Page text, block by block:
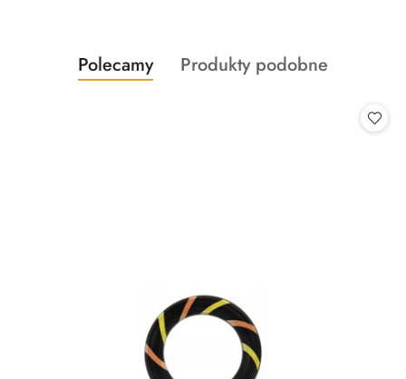
Pomiń karuzelę produktów
Produkty
o
Polecamy
Produkty
Produkty podobne